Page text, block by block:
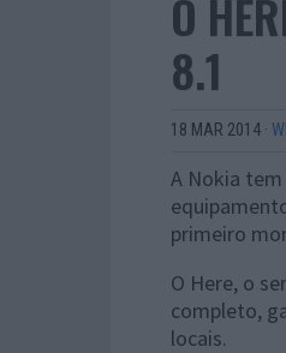
O
8.1
18 MAR 2014 ·
A Nokia
primeiro
O Here, o
completo,
locais.